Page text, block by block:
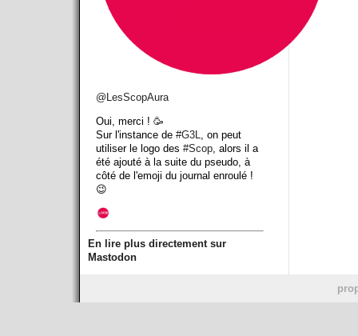
@ LesScopAura
Oui, merci ! 🥳
Sur l'instance de #G3L, on peut
utiliser le logo des #Scop, alors il a
été ajouté à la suite du pseudo, à
côté de l'emoji du journal enroulé !
😉
En lire plus directement sur
Mastodon